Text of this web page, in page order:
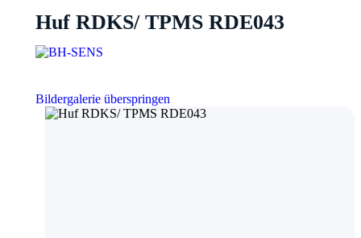
Huf RDKS/ TPMS RDE043
Bildergalerie überspringen